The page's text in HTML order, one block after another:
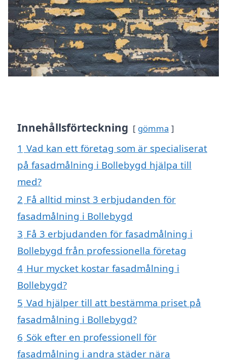
Innehållsförteckning gömma
1 Vad kan ett företag som är specialiserat
på fasadmålning i Bollebygd hjälpa till
med?
2 Få alltid minst 3 erbjudanden för
fasadmålning i Bollebygd
3 Få 3 erbjudanden för fasadmålning i
Bollebygd från professionella företag
4 Hur mycket kostar fasadmålning i
Bollebygd?
5 Vad hjälper till att bestämma priset på
fasadmålning i Bollebygd?
6 Sök efter en professionell för
fasadmålning i andra städer nära